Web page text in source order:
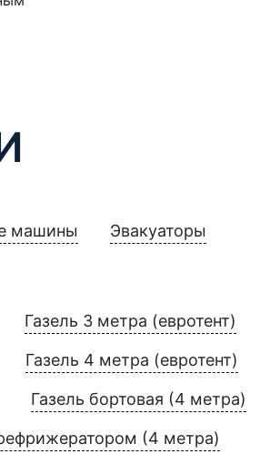
машины Эвакуаторы
Газель 3 метра (евротент)
Газель 4 метра (евротент)
Газель бортовая (4 метра)
(4 метра)